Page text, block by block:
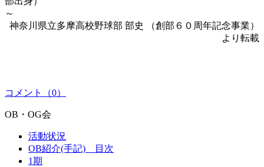
～
神奈川県立多摩高校野球部 部史 （創部６０周年記念事業）
より転載
コメント（0）
OB・OG会
活動状況
OB紹介(手記) 目次
1期